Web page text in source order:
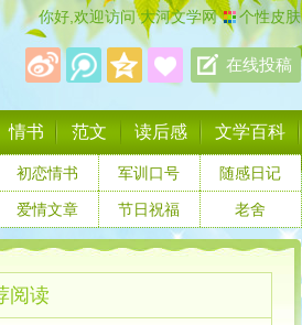
你好,欢迎访问大河文学网 个性皮肤
在线投稿
情书 范文 读后感 文学百科
初恋情书 军训口号 随感日记
爱情文章 节日祝福 老舍
阅读